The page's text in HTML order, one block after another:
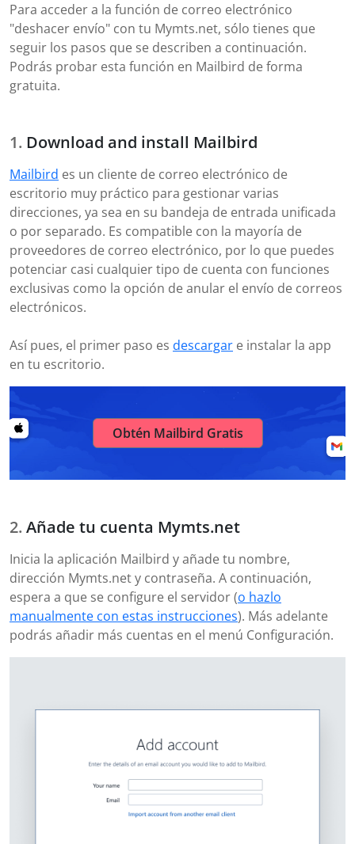
Para acceder a la función de correo electrónico
"deshacer envío" con tu Mymts.net, sólo tienes que
seguir los pasos que se describen a continuación.
Podrás probar esta función en Mailbird de forma
gratuita.
Download and install Mailbird
Mailbird es un cliente de correo electrónico de
escritorio muy práctico para gestionar varias
direcciones, ya sea en su bandeja de entrada unificada
o por separado. Es compatible con la mayoría de
proveedores de correo electrónico, por lo que puedes
potenciar casi cualquier tipo de cuenta con funciones
exclusivas como la opción de anular el envío de correos
electrónicos.
Así pues, el primer paso es descargar e instalar la app
en tu escritorio.
Obtén Mailbird Gratis
Añade tu cuenta Mymts.net
Inicia la aplicación Mailbird y añade tu nombre,
dirección Mymts.net y contraseña. A continuación,
espera a que se configure el servidor (o hazlo
manualmente con estas instrucciones). Más adelante
podrás añadir más cuentas en el menú Configuración.